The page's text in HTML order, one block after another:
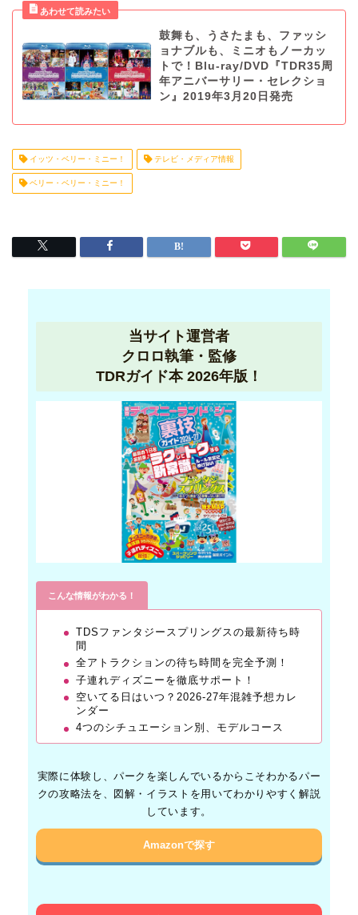
鼓舞も、うさたまも、ファッシ
ョナブルも、ミニオもノーカッ
トで！Blu-ray/DVD『TDR35周
年アニバーサリー・セレクショ
ン』2019年3月20日発売
イッツ・ベリー・ミニー！ テレビ・メディア情報
ベリー・ベリー・ミニー！
当サイト運営者
クロロ執筆・監修
TDRガイド本 2026年版！
こんな情報がわかる！
TDSファンタジースプリングスの最新待ち時
間
全アトラクションの待ち時間を完全予測！
子連れディズニーを徹底サポート！
空いてる日はいつ？2026-27年混雑予想カレ
ンダー
4つのシチュエーション別、モデルコース
実際に体験し、パークを楽しんでいるからこそわかるパー
クの攻略法を、図解・イラストを用いてわかりやすく解説
しています。
Amazonで探す